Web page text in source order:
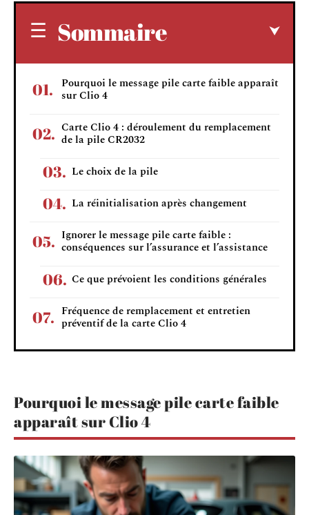
Sommaire
Pourquoi le message pile carte faible apparaît
sur Clio 4
Carte Clio 4 : déroulement du remplacement
de la pile CR2032
Le choix de la pile
La réinitialisation après changement
Ignorer le message pile carte faible :
conséquences sur l’assurance et l’assistance
Ce que prévoient les conditions générales
Fréquence de remplacement et entretien
préventif de la carte Clio 4
Pourquoi le message pile carte faible
apparaît sur Clio 4